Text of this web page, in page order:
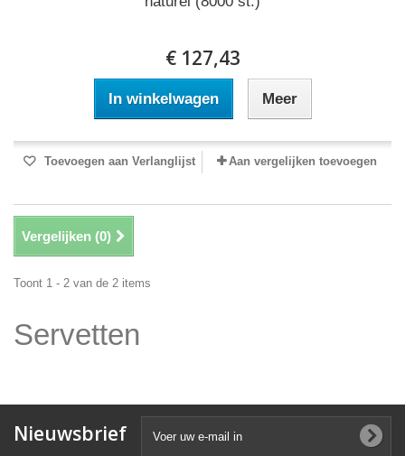
€ 127,43
In winkelwagen Meer
Toevoegen aan Verlanglijst Aan vergelijken toevoegen
Vergelijken (0)
Toont 1 - 2 van de 2 items
Servetten
Nieuwsbrief